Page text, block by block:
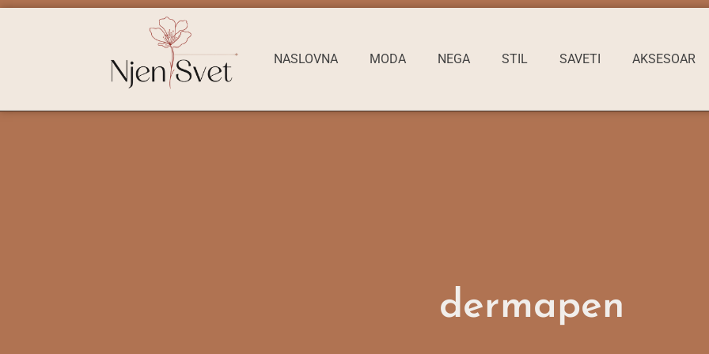
NASLOVNA MODA NEGA STIL SAVETI AKSESOAR
dermapen